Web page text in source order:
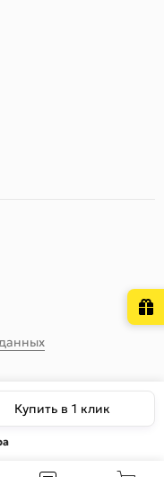
Купить в 1 клик